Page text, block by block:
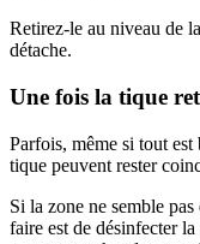
Retirez-le au niveau de
détache.
Une fois la tique
Parfois, même si tout est
tique peuvent rester
Si la zone ne semble
faire est de désinfecter